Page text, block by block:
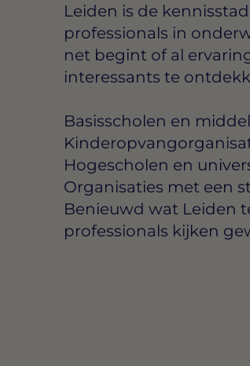
Leiden is de
professionals in
net begint of al
interessants te
Basisscholen en
Hogescholen en
Organisaties met een
Benieuwd wat Leiden
professionals kijken